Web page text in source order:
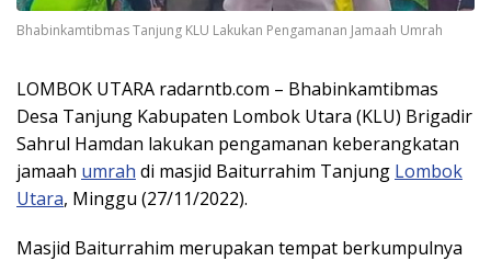
Bhabinkamtibmas Tanjung KLU Lakukan Pengamanan Jamaah Umrah
LOMBOK UTARA radarntb.com – Bhabinkamtibmas
Desa Tanjung Kabupaten Lombok Utara (KLU) Brigadir
Sahrul Hamdan lakukan pengamanan keberangkatan
jamaah umrah di masjid Baiturrahim Tanjung Lombok
Utara, Minggu (27/11/2022).
Masjid Baiturrahim merupakan tempat berkumpulnya